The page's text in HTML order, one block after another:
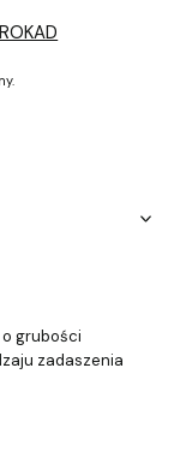
grubości
zadaszenia